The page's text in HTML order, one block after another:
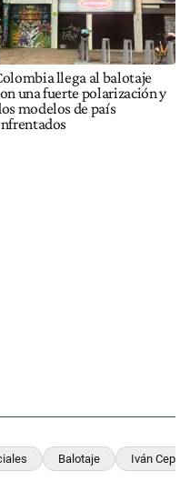
llega al balotaje
una fuerte polarización y
modelos de país
Balotaje Iván